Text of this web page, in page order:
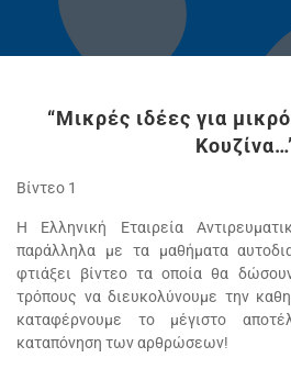
“Μικρές ιδέες για
Βίντεο 1
Η Ελληνική Εταιρεία
παράλληλα με τα μαθήματα
φτιάξει βίντεο τα οποία θα
τρόπους να διευκολύνουμε την
καταφέρνουμε το μέγιστο
καταπόνηση των αρθρώσεων!